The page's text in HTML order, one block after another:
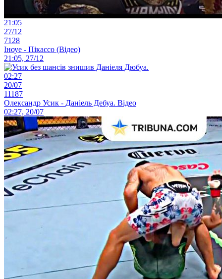
21:05
27/12
7128
Іноуе - Пікассо (Відео)
21:05, 27/12
02:27
20/07
11187
Олександр Усик - Даніель Дебуа. Відео
02:27, 20/07